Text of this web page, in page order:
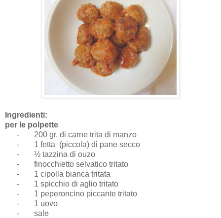
Ingredienti:
per le polpette
-
200 gr. di carne trita di manzo
-
1 fetta (piccola) di pane secco
-
½ tazzina di ouzo
-
finocchietto selvatico tritato
-
1 cipolla bianca tritata
-
1 spicchio di aglio tritato
-
1 peperoncino piccante tritato
-
1 uovo
-
sale